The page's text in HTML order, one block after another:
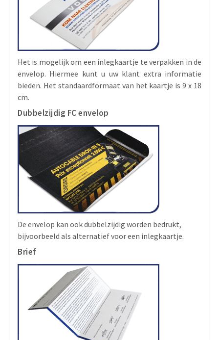
Het is mogelijk om een inlegkaartje te verpakken in de
envelop. Hiermee kunt u uw klant extra informatie
bieden. Het standaardformaat van het kaartje is 9 x 18
cm.
Dubbelzijdig FC envelop
De envelop kan ook dubbelzijdig worden bedrukt,
bijvoorbeeld als alternatief voor een inlegkaartje.
Brief